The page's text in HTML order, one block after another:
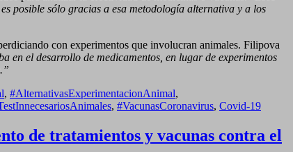
posible sólo gracias a esa metodología alternativa y a los
con experimentos que involucran animales. Filipova
en el desarrollo de medicamentos, en lugar de experimentos
, #AlternativasExperimentacionAnimal,
, #VacunasCoronavirus, Covid-19
de tratamientos y vacunas contra el